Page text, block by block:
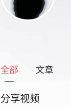
全部 文章
分享视频